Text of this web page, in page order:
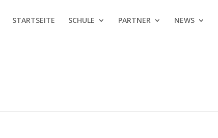
STARTSEITE SCHULE PARTNER NEWS